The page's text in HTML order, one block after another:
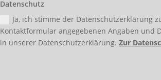
Datenschutz
Ja, ich stimme der Datenschutzerklärung
Kontaktformular angegebenen Angaben und
in unserer Datenschutzerklärung.Zur